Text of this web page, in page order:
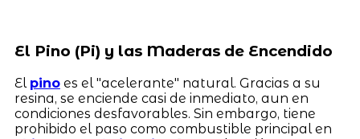
El Pino (Pi) y las Maderas de Encendido
El pinoes el "acelerante" natural. Gracias a su
resina, se enciende casi de inmediato, aun en
condiciones desfavorables. Sin embargo, tiene
prohibido el paso como combustible principal en